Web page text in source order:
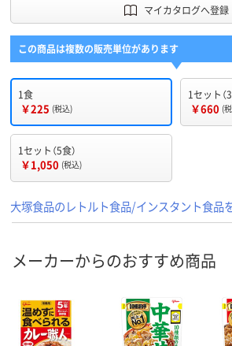
マイカタログへ登録
この商品は複数の販売単位があります
1食
￥225 (税込)
1セット（3
￥660 (
1セット（5食）
￥1,050 (税込)
大塚食品のレトルト食品/インスタント食品
メーカーからのおすすめ商品